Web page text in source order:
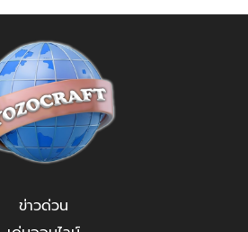
ข่าวด่วน